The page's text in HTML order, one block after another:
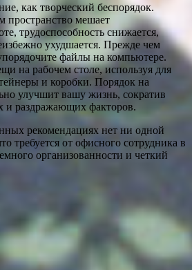
как творческий беспорядок.
пространство мешает
трудоспособность снижается,
ухудшается. Прежде чем
файлы на компьютере.
на рабочем столе, используя для
и коробки. Порядок на
улучшит вашу жизнь, сократив
и раздражающих факторов.
рекомендациях нет ни одной
требуется от офисного сотрудника в
организованности и четкий